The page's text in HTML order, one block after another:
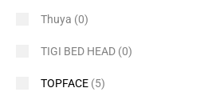
Thuya (0)
TIGI BED HEAD (0)
TOPFACE (5)